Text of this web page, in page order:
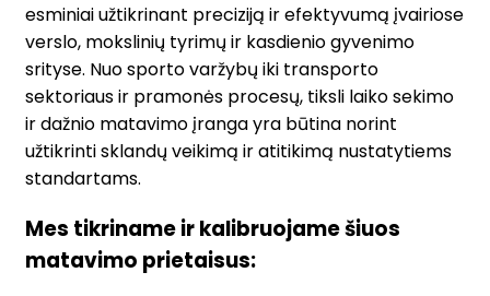
esminiai užtikrinant preciziją ir efektyvumą įvairiose
verslo, mokslinių tyrimų ir kasdienio gyvenimo
srityse. Nuo sporto varžybų iki transporto
sektoriaus ir pramonės procesų, tiksli laiko sekimo
ir dažnio matavimo įranga yra būtina norint
užtikrinti sklandų veikimą ir atitikimą nustatytiems
standartams.
Mes tikriname ir kalibruojame šiuos
matavimo prietaisus: